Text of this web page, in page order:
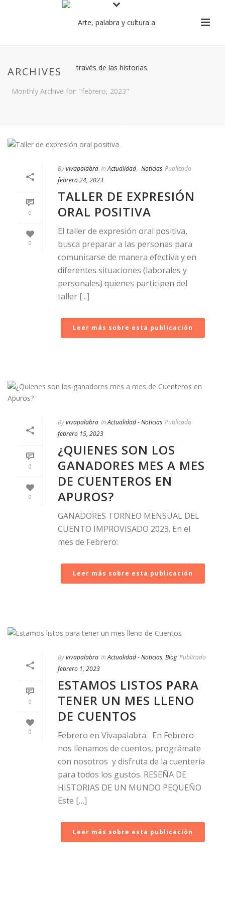
ARCHIVES
Monthly Archive for: "febrero, 2023"
0
0
Byvivapalabra In Actualidad - Noticias Publicado
febrero 24, 2023
TALLER DE EXPRESIÓN
ORAL POSITIVA
El taller de expresión oral positiva,
busca preparar a las personas para
comunicarse de manera efectiva y en
diferentes situaciones (laborales y
personales) quienes participen del
taller [...]
Leer más sobre esta publicación
0
0
Byvivapalabra In Actualidad - Noticias Publicado
febrero 15, 2023
¿QUIENES SON LOS
GANADORES MES A MES
DE CUENTEROS EN
APUROS?
GANADORES TORNEO MENSUAL DEL
CUENTO IMPROVISADO 2023. En el
mes de Febrero:
Leer más sobre esta publicación
0
0
Byvivapalabra In Actualidad - Noticias, Blog Publicado
febrero 1, 2023
ESTAMOS LISTOS PARA
TENER UN MES LLENO
DE CUENTOS
Febrero en Vivapalabra En Febrero
nos llenamos de cuentos, prográmate
con nosotros y disfruta de la cuentería
para todos los gustos. RESEÑA DE
HISTORIAS DE UN MUNDO PEQUEÑO
Este […]
Leer más sobre esta publicación